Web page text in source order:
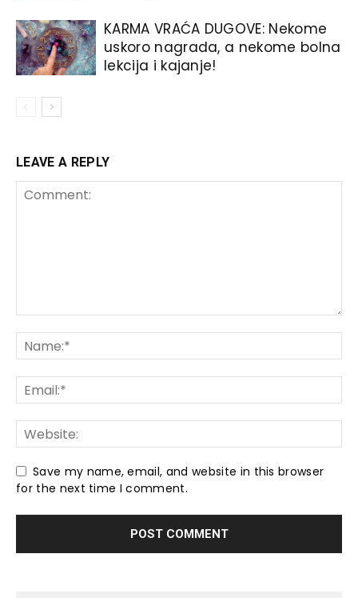
KARMA VRAĆA DUGOVE: Nekome
uskoro nagrada, a nekome bolna
lekcija i kajanje!
LEAVE A REPLY
Save my name, email, and website in this browser
for the next time I comment.